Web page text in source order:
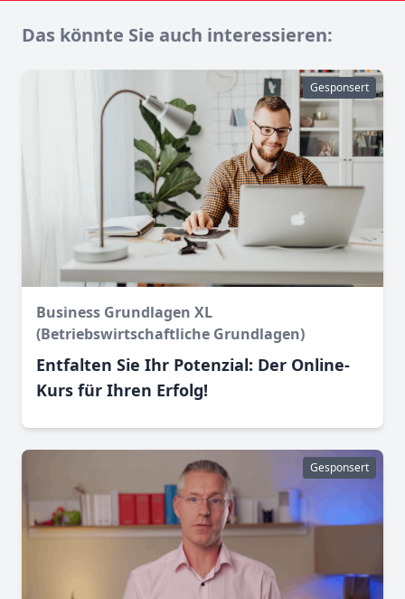
Das könnte Sie auch interessieren:
Gesponsert
Business Grundlagen XL
(Betriebswirtschaftliche Grundlagen)
Entfalten Sie Ihr Potenzial: Der Online-
Kurs für Ihren Erfolg!
Gesponsert